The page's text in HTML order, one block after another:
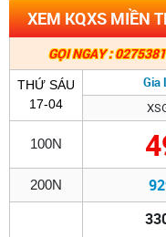
XEM KQXS MIỀN
GỌI NGAY :
THỨ SÁU
17-04
Gia
100N
200N